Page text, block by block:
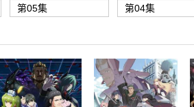
第05集 第04集